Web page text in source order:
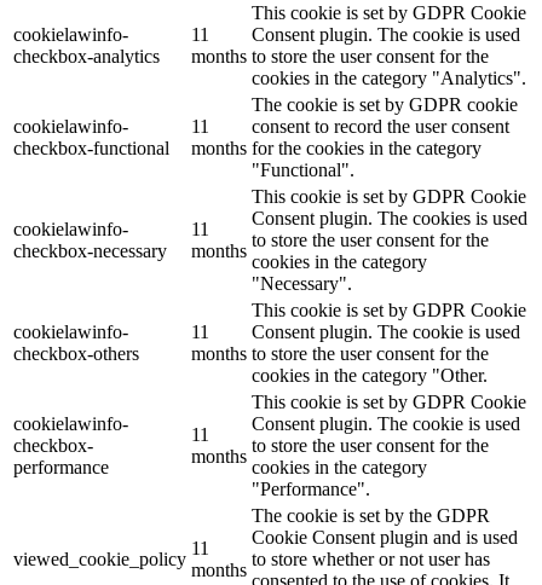
cookielawinfo-
checkbox-analytics
11
months
This cookie is set by GDPR Cookie
Consent plugin. The cookie is used
to store the user consent for the
cookies in the category "Analytics".
cookielawinfo-
checkbox-functional
11
months
The cookie is set by GDPR cookie
consent to record the user consent
for the cookies in the category
"Functional".
cookielawinfo-
checkbox-necessary
11
months
This cookie is set by GDPR Cookie
Consent plugin. The cookies is used
to store the user consent for the
cookies in the category
"Necessary".
cookielawinfo-
checkbox-others
11
months
This cookie is set by GDPR Cookie
Consent plugin. The cookie is used
to store the user consent for the
cookies in the category "Other.
cookielawinfo-
checkbox-
performance
11
months
This cookie is set by GDPR Cookie
Consent plugin. The cookie is used
to store the user consent for the
cookies in the category
"Performance".
viewed_cookie_policy
11
months
The cookie is set by the GDPR
Cookie Consent plugin and is used
to store whether or not user has
consented to the use of cookies. It